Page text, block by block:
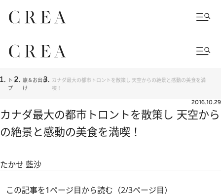
トッ
プ
旅＆お出か
け
カナダ最大の都市トロントを散策し 天空からの絶景と感動の美食を満
喫！
2016.10.29
カナダ最大の都市トロントを散策し 天空から
の絶景と感動の美食を満喫！
たかせ 藍沙
この記事を1ページ目から読む（2/3ページ目）